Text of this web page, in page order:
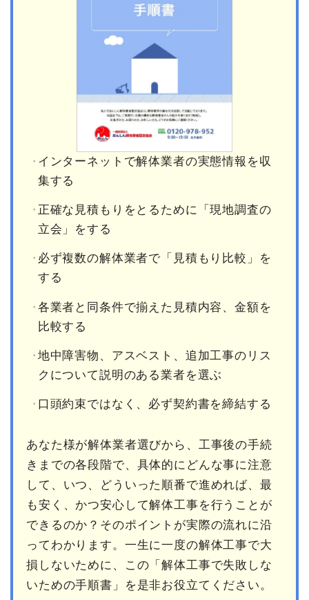
インターネットで解体業者の実態情報を収
集する
正確な見積もりをとるために「現地調査の
立会」をする
必ず複数の解体業者で「見積もり比較」を
する
各業者と同条件で揃えた見積内容、金額を
比較する
地中障害物、アスベスト、追加工事のリス
クについて説明のある業者を選ぶ
口頭約束ではなく、必ず契約書を締結する
あなた様が解体業者選びから、工事後の手続
きまでの各段階で、具体的にどんな事に注意
して、いつ、どういった順番で進めれば、最
も安く、かつ安心して解体工事を行うことが
できるのか？そのポイントが実際の流れに沿
ってわかります。一生に一度の解体工事で大
損しないために、この「解体工事で失敗しな
いための手順書」を是非お役立てください。